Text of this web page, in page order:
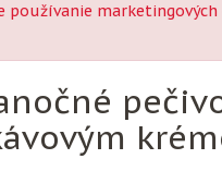
používanie marketingových